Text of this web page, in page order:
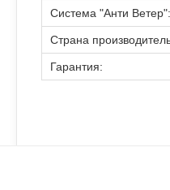
Система "Анти Ветер":
Страна
Гарантия: